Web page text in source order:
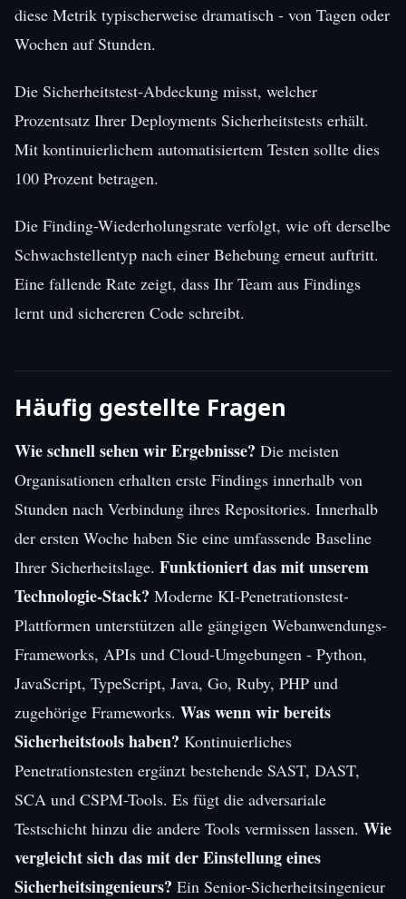
diese Metrik typischerweise dramatisch - von Tagen oder
Wochen auf Stunden.
Die Sicherheitstest-Abdeckung misst, welcher
Prozentsatz Ihrer Deployments Sicherheitstests erhält.
Mit kontinuierlichem automatisiertem Testen sollte dies
100 Prozent betragen.
Die Finding-Wiederholungsrate verfolgt, wie oft derselbe
Schwachstellentyp nach einer Behebung erneut auftritt.
Eine fallende Rate zeigt, dass Ihr Team aus Findings
lernt und sichereren Code schreibt.
Häufig gestellte Fragen
Wie schnell sehen wir Ergebnisse? Die meisten
Organisationen erhalten erste Findings innerhalb von
Stunden nach Verbindung ihres Repositories. Innerhalb
der ersten Woche haben Sie eine umfassende Baseline
Ihrer Sicherheitslage. Funktioniert das mit unserem
Technologie-Stack? Moderne KI-Penetrationstest-
Plattformen unterstützen alle gängigen Webanwendungs-
Frameworks, APIs und Cloud-Umgebungen - Python,
JavaScript, TypeScript, Java, Go, Ruby, PHP und
zugehörige Frameworks. Was wenn wir bereits
Sicherheitstools haben? Kontinuierliches
Penetrationstesten ergänzt bestehende SAST, DAST,
SCA und CSPM-Tools. Es fügt die adversariale
Testschicht hinzu die andere Tools vermissen lassen. Wie
vergleicht sich das mit der Einstellung eines
Sicherheitsingenieurs? Ein Senior-Sicherheitsingenieur